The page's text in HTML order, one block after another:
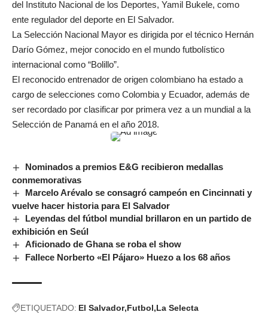
del Instituto Nacional de los Deportes, Yamil Bukele, como
ente regulador del deporte en El Salvador.
La Selección Nacional Mayor es dirigida por el técnico Hernán
Darío Gómez, mejor conocido en el mundo futbolístico
internacional como “Bolillo”.
El reconocido entrenador de origen colombiano ha estado a
cargo de selecciones como Colombia y Ecuador, además de
ser recordado por clasificar por primera vez a un mundial a la
Selección de Panamá en el año 2018.
Nominados a premios E&G recibieron medallas
conmemorativas
Marcelo Arévalo se consagró campeón en Cincinnati y
vuelve hacer historia para El Salvador
Leyendas del fútbol mundial brillaron en un partido de
exhibición en Seúl
Aficionado de Ghana se roba el show
Fallece Norberto «El Pájaro» Huezo a los 68 años
ETIQUETADO: El Salvador Futbol La Selecta